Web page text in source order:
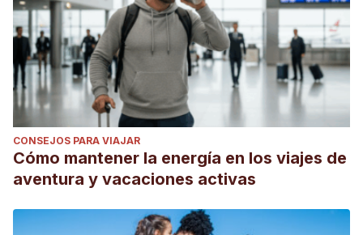
CONSEJOS PARA VIAJAR
Cómo mantener la energía en los viajes de
aventura y vacaciones activas